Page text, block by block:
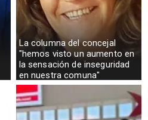
La columna del concejal
"hemos visto un aumento en
la sensación de inseguridad
en nuestra comuna"